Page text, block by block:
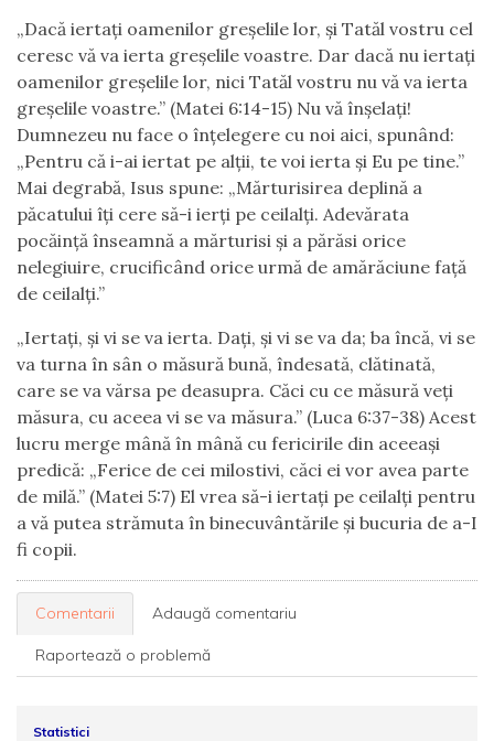
„Dacă iertaţi oamenilor greşelile lor, şi Tatăl vostru cel
ceresc vă va ierta greşelile voastre. Dar dacă nu iertaţi
oamenilor greşelile lor, nici Tatăl vostru nu vă va ierta
greşelile voastre.” (Matei 6:14-15) Nu vă înşelaţi!
Dumnezeu nu face o înțelegere cu noi aici, spunând:
„Pentru că i-ai iertat pe alții, te voi ierta şi Eu pe tine.”
Mai degrabă, Isus spune: „Mărturisirea deplină a
păcatului îţi cere să-i ierți pe ceilalți. Adevărata
pocăință înseamnă a mărturisi și a părăsi orice
nelegiuire, crucificând orice urmă de amărăciune față
de ceilalți.”
„Iertaţi, şi vi se va ierta. Daţi, şi vi se va da; ba încă, vi se
va turna în sân o măsură bună, îndesată, clătinată,
care se va vărsa pe deasupra. Căci cu ce măsură veţi
măsura, cu aceea vi se va măsura.” (Luca 6:37-38) Acest
lucru merge mână în mână cu fericirile din aceeași
predică: „Ferice de cei milostivi, căci ei vor avea parte
de milă.” (Matei 5:7) El vrea să-i iertaţi pe ceilalți pentru
a vă putea strămuta în binecuvântările și bucuria de a-I
fi copii.
Comentarii Adaugă comentariu
Raportează o problemă
Statistici